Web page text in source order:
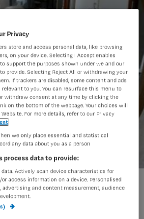
ig in ouderenzorg in gevaar'
Privacy
store and access personal data, like browsing
on your device. Selecting I Accept enables
support the purposes shown under we and our
provide. Selecting Reject All or withdrawing your
If trackers are disabled, some content and ads
relevant to you. You can resurface this menu to
withdraw consent at any time by clicking the
on the bottom of the webpage. Your choices will
For more details, refer to our Privacy
we only place essential and statistical
any data about you as a person
process data to provide:
data. Actively scan device characteristics for
access information on a device. Personalised
advertising and content measurement, audience